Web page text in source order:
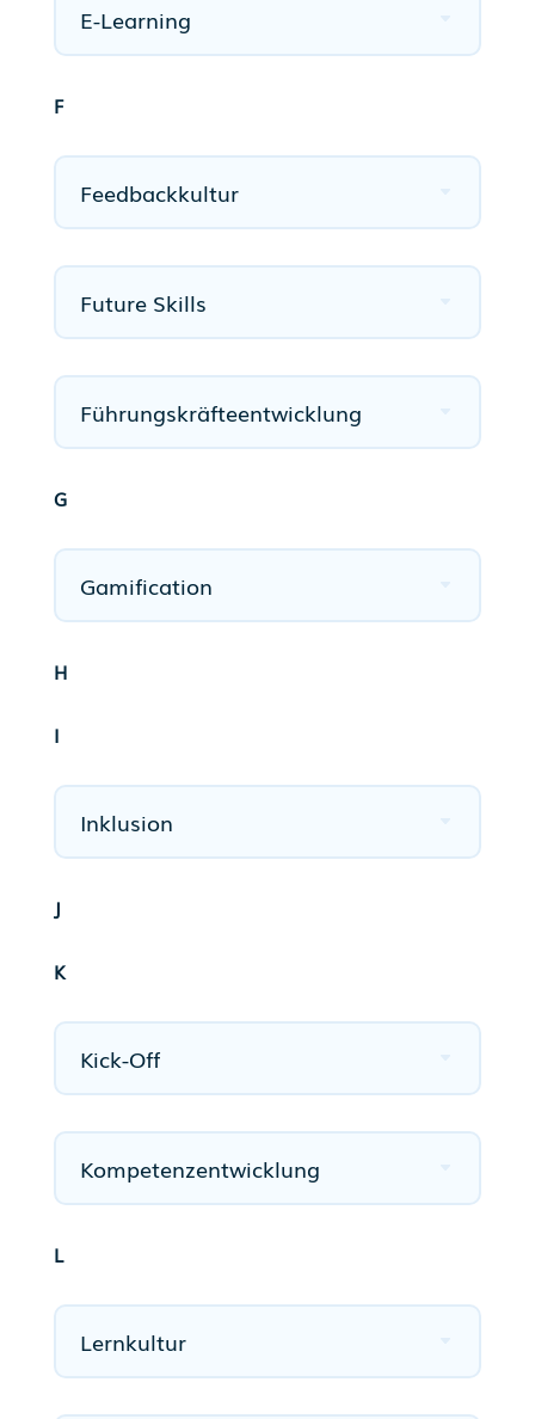
E-Learning
F
Feedbackkultur
Future Skills
Führungskräfteentwicklung
G
Gamification
H
I
Inklusion
J
K
Kick-Off
Kompetenzentwicklung
L
Lernkultur